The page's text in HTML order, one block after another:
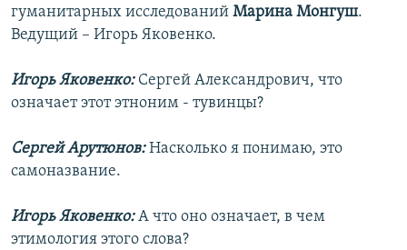
гуманитарных исследований Марина Монгуш.
Ведущий – Игорь Яковенко.
Игорь Яковенко:Сергей Александрович, что
означает этот этноним - тувинцы?
Сергей Арутюнов:Насколько я понимаю, это
самоназвание.
Игорь Яковенко:А что оно означает, в чем
этимология этого слова?